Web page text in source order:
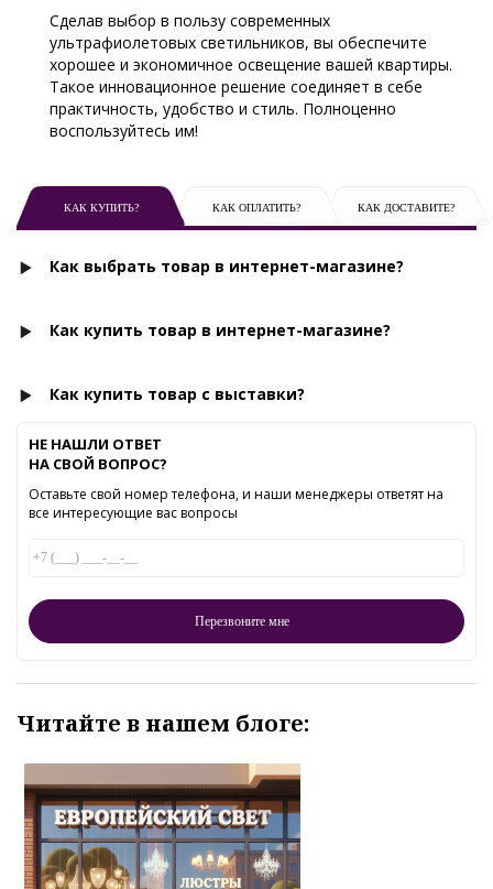
Сделав выбор в пользу современных
ультрафиолетовых светильников, вы обеспечите
хорошее и экономичное освещение вашей квартиры.
Такое инновационное решение соединяет в себе
практичность, удобство и стиль. Полноценно
воспользуйтесь им!
КАК КУПИТЬ? КАК ОПЛАТИТЬ? КАК ДОСТАВИТЕ?
Как выбрать товар в интернет-магазине?
Как купить товар в интернет-магазине?
Как купить товар с выставки?
НЕ НАШЛИ ОТВЕТ
НА СВОЙ ВОПРОС?
Оставьте свой номер телефона, и наши менеджеры ответят на
все интересующие вас вопросы
Читайте в нашем блоге: